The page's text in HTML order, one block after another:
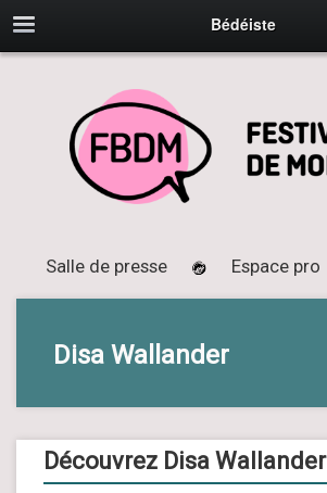
Bédéiste
Salle de presse Espace pro
Disa Wallander
Découvrez Disa Wallander